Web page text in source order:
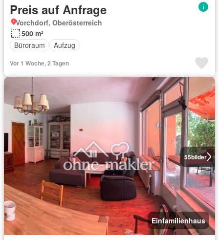
Preis auf Anfrage
Vorchdorf, Oberösterreich
500 m²
Büroraum
Aufzug
Vor 1 Woche, 2 Tagen
55bilder
Einfamilienhaus